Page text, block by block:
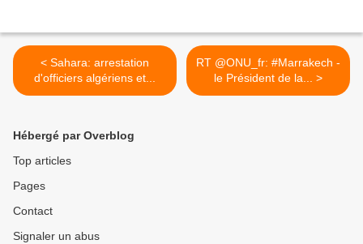
< Sahara: arrestation
d'officiers algériens et...
RT @ONU_fr: #Marrakech -
le Président de la... >
Hébergé par Overblog
Top articles
Pages
Contact
Signaler un abus